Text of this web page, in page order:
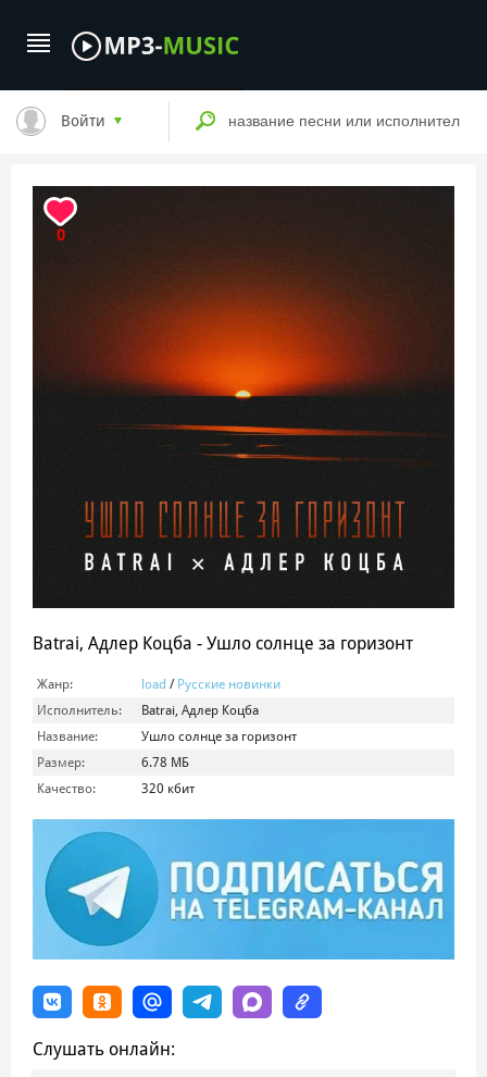
Войти
0
Batrai, Адлер Коцба - Ушло солнце за горизонт
Жанр: load / Русские новинки
Исполнитель:
Batrai, Адлер Коцба
Название:
Ушло солнце за горизонт
Размер:
6.78 МБ
Качество:
320 кбит
Слушать онлайн: